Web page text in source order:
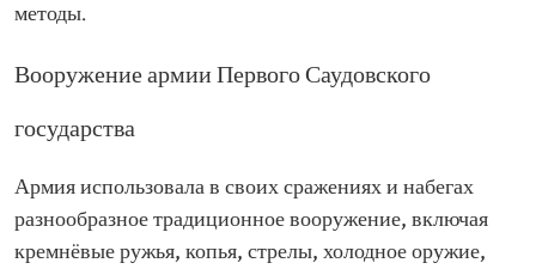
методы.
Вооружение армии Первого Саудовского
государства
Армия использовала в своих сражениях и набегах
разнообразное традиционное вооружение, включая
кремнёвые ружья, копья, стрелы, холодное оружие,